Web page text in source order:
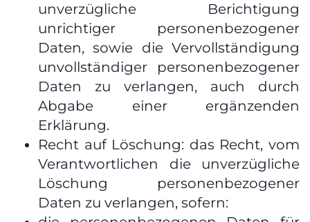
unverzügliche Berichtigung
unrichtiger personenbezogener
Daten, sowie die Vervollständigung
unvollständiger personenbezogener
Daten zu verlangen, auch durch
Abgabe einer ergänzenden
Erklärung.
Recht auf Löschung: das Recht, vom
Verantwortlichen die unverzügliche
Löschung personenbezogener
Daten zu verlangen, sofern: